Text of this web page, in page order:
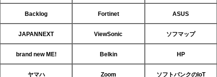
Backlog Fortinet ASUS
JAPANNEXT ViewSonic ソフマップ
brand new ME! Belkin HP
ヤマハ Zoom ソフトバンクのIoT